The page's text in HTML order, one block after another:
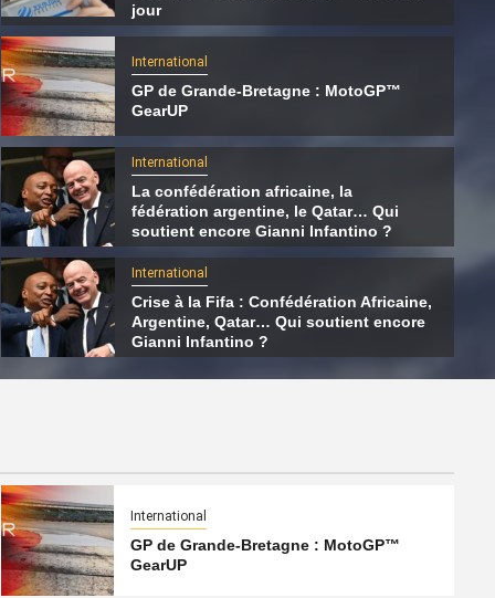
International
La confédération africaine, la fédération
argentine, le Qatar… Qui soutient encore
Gianni Infantino ?
7 août 2026 Qatarien
jour
International
GP de Grande-Bretagne : MotoGP™
GearUP
International
La confédération africaine, la
fédération argentine, le Qatar… Qui
soutient encore Gianni Infantino ?
International
Crise à la Fifa : Confédération Africaine,
Argentine, Qatar… Qui soutient encore
Gianni Infantino ?
International
GP de Grande-Bretagne : MotoGP™
GearUP